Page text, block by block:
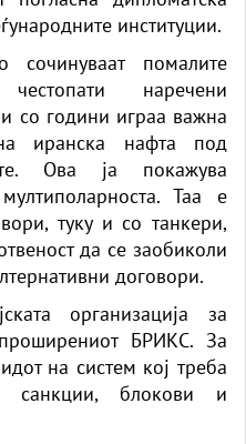
институции.
помалите
наречени
со години играа важна
иранска нафта под
Ова ја покажува
Таа е
туку и со танкери,
да се заобиколи
договори.
организација за
БРИКС. За
на систем кој треба
блокови и